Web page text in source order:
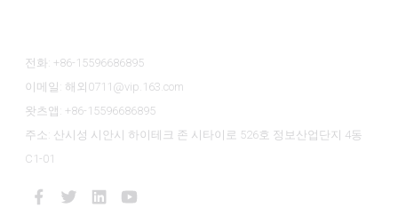
전화: +86-15596686895
이메일: 해외0711@vip.163.com
왓츠앱: +86-15596686895
주소: 산시성 시안시 하이테크 존 시타이로 526호 정보산업단지 4동
C1-01